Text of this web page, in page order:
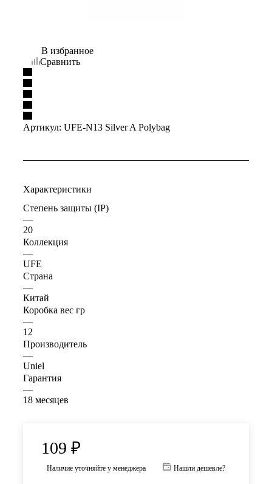
В избранное
Сравнить
Артикул: UFE-N13 Silver A Polybag
Характеристики
Степень защиты (IP)
—
20
Коллекция
—
UFE
Страна
—
Китай
Коробка вес гр
—
12
Производитель
—
Uniel
Гарантия
—
18 месяцев
109 ₽
Наличие уточняйте у менеджера Нашли дешевле?